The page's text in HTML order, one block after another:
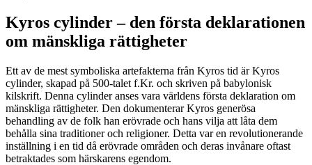
Kyros cylinder – den första deklarationen
om mänskliga rättigheter
Ett av de mest symboliska artefakterna från Kyros tid är Kyros
cylinder, skapad på 500-talet f.Kr. och skriven på babylonisk
kilskrift. Denna cylinder anses vara världens första deklaration om
mänskliga rättigheter. Den dokumenterar Kyros generösa
behandling av de folk han erövrade och hans vilja att låta dem
behålla sina traditioner och religioner. Detta var en revolutionerande
inställning i en tid då erövrade områden och deras invånare oftast
betraktades som härskarens egendom.